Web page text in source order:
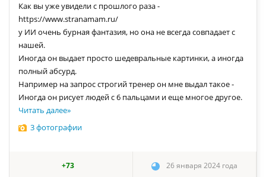
Как вы уже увидели с прошлого раза -
https://www.stranamam.ru/
у ИИ очень бурная фантазия, но она не всегда совпадает с
нашей.
Иногда он выдает просто шедевральные картинки, а иногда
полный абсурд.
Например на запрос строгий тренер он мне выдал такое -
Иногда он рисует людей с 6 пальцами и еще многое другое.
Читать далее»
3 фотографии
+73 26 января 2024 года